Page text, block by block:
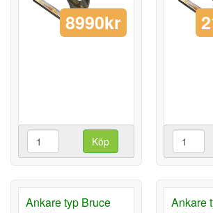
8990kr
Köp
Ankare typ Bruce
Ankare